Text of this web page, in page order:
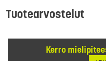
Tuotearvostelut
Kerro